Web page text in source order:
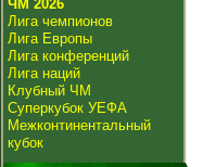
ЧМ 2026
Лига чемпионов
Лига Европы
Лига конференций
Лига наций
Клубный ЧМ
Суперкубок УЕФА
Межконтинентальный
кубок